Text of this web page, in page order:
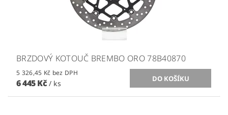
BRZDOVÝ KOTOUČ BREMBO ORO 78B40870
5 326,45 Kč bez DPH
6 445 Kč / ks